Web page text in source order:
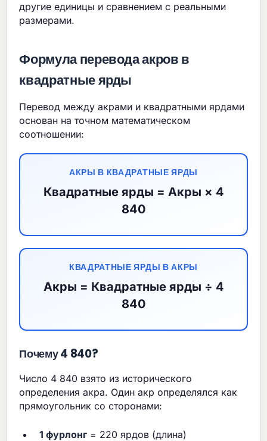
другие единицы и сравнением с реальными
размерами.
Формула перевода акров в
квадратные ярды
Перевод между акрами и квадратными ярдами
основан на точном математическом
соотношении:
АКРЫ В КВАДРАТНЫЕ ЯРДЫ
Квадратные ярды = Акры × 4
840
КВАДРАТНЫЕ ЯРДЫ В АКРЫ
Акры = Квадратные ярды ÷ 4
840
Почему 4 840?
Число 4 840 взято из исторического
определения акра. Один акр определялся как
прямоугольник со сторонами:
1 фурлонг = 220 ярдов (длина)